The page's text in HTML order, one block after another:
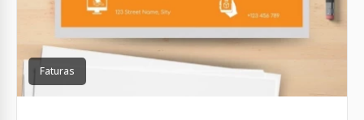
Faturas